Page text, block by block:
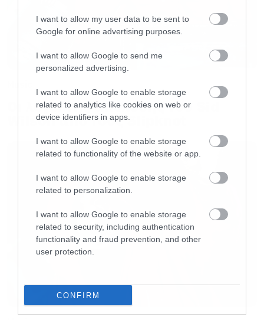
I want to allow my user data to be sent to
Google for online advertising purposes.
I want to allow Google to send me
personalized advertising.
I want to allow Google to enable storage
related to analytics like cookies on web or
device identifiers in apps.
I want to allow Google to enable storage
related to functionality of the website or app.
I want to allow Google to enable storage
related to personalization.
I want to allow Google to enable storage
related to security, including authentication
functionality and fraud prevention, and other
user protection.
CONFIRM
Οι λόγοι της απόλυσης του Sid
Wilson από τους Slipknot